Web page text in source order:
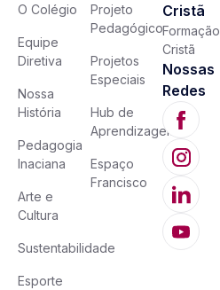
O Colégio
Equipe
Diretiva
Nossa
História
Pedagogia
Inaciana
Arte e
Cultura
Sustentabilidade
Esporte
Projeto
Pedagógico
Projetos
Especiais
Hub de
Aprendizagem
Espaço
Francisco
Cristã
Formação
Cristã
Nossas
Redes